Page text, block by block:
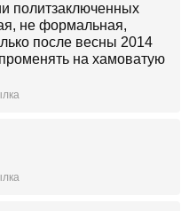
политзаключенных
не формальная,
после весны 2014
на хамоватую